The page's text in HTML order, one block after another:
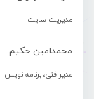
مدیریت سایت
محمدامین حکیم
مدیر فنی، برنامه نویس